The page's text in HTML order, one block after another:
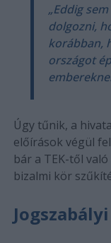
„Eddig
dolgozni,
korábban,
országot
Úgy tűnik, a
előírások végül
bár a TEK-től
bizalmi kör